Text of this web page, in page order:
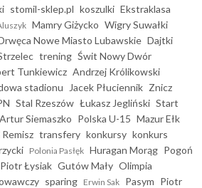
stomil-sklep.pl koszulki Ekstraklasa
Mamry Giżycko Wigry Suwałki
Nowe Miasto Lubawskie Dajtki
trening Świt Nowy Dwór
Tunkiewicz Andrzej Królikowski
stadionu Jacek Płuciennik Znicz
Stal Rzeszów Łukasz Jegliński Start
Artur Siemaszko Polska U-15 Mazur Ełk
Remisz transfery konkursy konkurs
Polonia Pasłęk Huragan Morąg Pogoń
Piotr Łysiak Gutów Mały Olimpia
sparing Erwin Sak Pasym Piotr